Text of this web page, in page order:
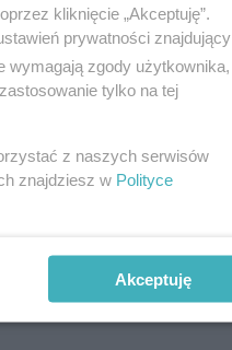
z jedzeniem
kliknięcie „Akceptuję”.
prywatności znajdujący
wymagają zgody użytkownika,
tylko na tej
z naszych serwisów
znajdziesz w Polityce
Akceptuję